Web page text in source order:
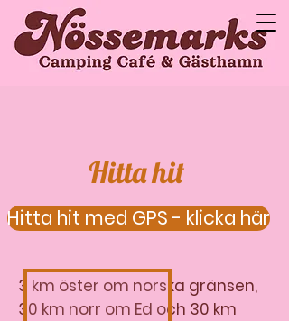
Hitta hit
Hitta hit med GPS - klicka här
3 km öster om norska gränsen,
30 km norr om Ed och 30 km